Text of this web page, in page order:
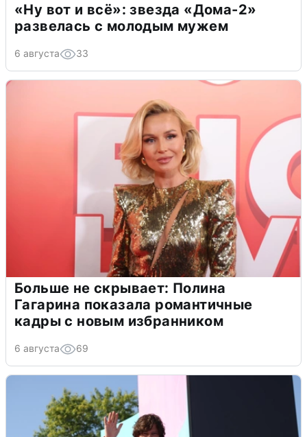
«Ну вот и всё»: звезда «Дома-2»
развелась с молодым мужем
6 августа 33
Больше не скрывает: Полина
Гагарина показала романтичные
кадры с новым избранником
6 августа 69